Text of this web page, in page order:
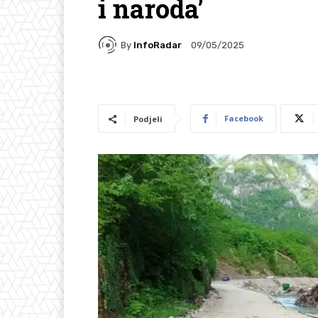
i naroda’
By InfoRadar 09/05/2025
Podjeli Facebook